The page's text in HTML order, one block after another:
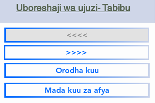
Uboreshaji wa ujuzi- Tabibu
<<<<
>>>>
Orodha kuu
Mada kuu za afya